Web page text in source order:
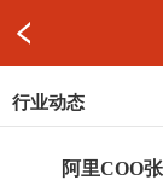
行业动态
阿里COO